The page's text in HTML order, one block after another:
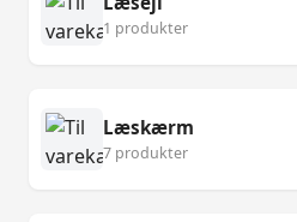
1 produkter
Læskærm
7 produkter